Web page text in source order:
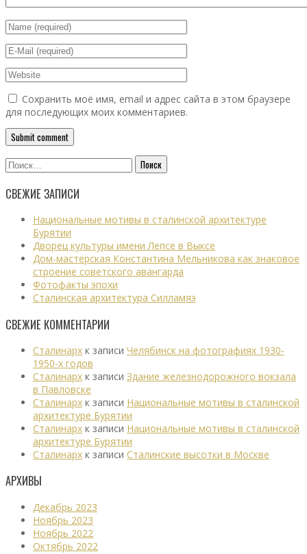
Сохранить моё имя, email и адрес сайта в этом браузере
для последующих моих комментариев.
Найти:
СВЕЖИЕ ЗАПИСИ
Национальные мотивы в сталинской архитектуре
Бурятии
Дворец культуры имени Лепсе в Выксе
Дом-мастерская Константина Мельникова как знаковое
строение советского авангарда
Фотофакты эпохи
Сталинская архитектура Силламяэ
СВЕЖИЕ КОММЕНТАРИИ
Сталинарх к записи Челябинск на фотографиях 1930-
1950-х годов
Сталинарх к записи Здание железнодорожного вокзала
в Павловске
Сталинарх к записи Национальные мотивы в сталинской
архитектуре Бурятии
Сталинарх к записи Национальные мотивы в сталинской
архитектуре Бурятии
Сталинарх к записи Сталинские высотки в Москве
АРХИВЫ
Декабрь 2023
Ноябрь 2023
Ноябрь 2022
Октябрь 2022